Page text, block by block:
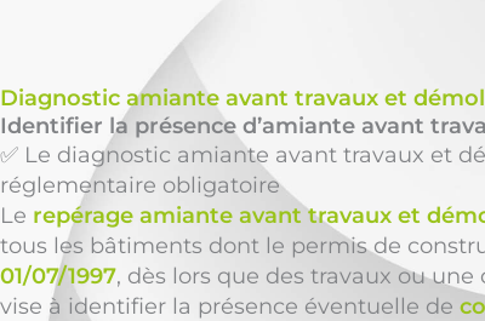
Diagnostic amiante avant travaux et
Identifier la présence d’amiante avant
✅ Le diagnostic amiante avant travaux et
réglementaire obligatoire
Le repérage amiante avant travaux et
tous les bâtiments dont le permis de
01/07/1997, dès lors que des travaux ou
vise à identifier la présence éventuelle de